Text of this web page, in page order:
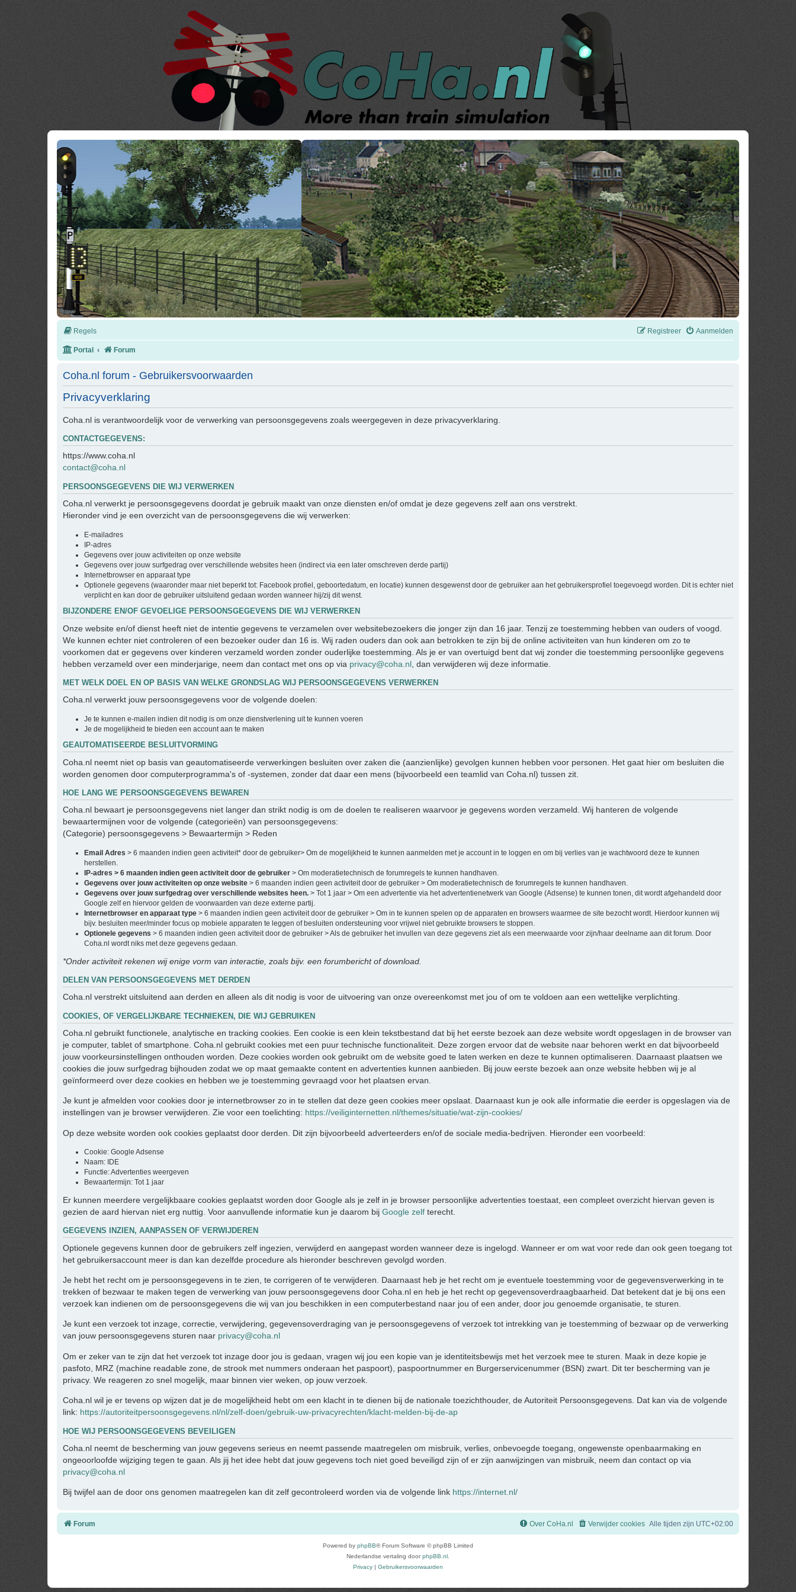
Regels Aanmelden
Registreer
Portal Forum
Coha.nl forum - Gebruikersvoorwaarden
Privacyverklaring
Coha.nl is verantwoordelijk voor de verwerking van persoonsgegevens zoals weergegeven in deze privacyverklaring.
CONTACTGEGEVENS:
https://www.coha.nl
contact@coha.nl
PERSOONSGEGEVENS DIE WIJ VERWERKEN
Coha.nl verwerkt je persoonsgegevens doordat je gebruik maakt van onze diensten en/of omdat je deze gegevens zelf aan ons verstrekt.
Hieronder vind je een overzicht van de persoonsgegevens die wij verwerken:
E-mailadres
IP-adres
Gegevens over jouw activiteiten op onze website
Gegevens over jouw surfgedrag over verschillende websites heen (indirect via een later omschreven derde partij)
Internetbrowser en apparaat type
Optionele gegevens (waaronder maar niet beperkt tot: Facebook profiel, geboortedatum, en locatie) kunnen desgewenst door de gebruiker aan het gebruikersprofiel toegevoegd worden. Dit is echter niet
verplicht en kan door de gebruiker uitsluitend gedaan worden wanneer hij/zij dit wenst.
BIJZONDERE EN/OF GEVOELIGE PERSOONSGEGEVENS DIE WIJ VERWERKEN
Onze website en/of dienst heeft niet de intentie gegevens te verzamelen over websitebezoekers die jonger zijn dan 16 jaar. Tenzij ze toestemming hebben van ouders of voogd.
We kunnen echter niet controleren of een bezoeker ouder dan 16 is. Wij raden ouders dan ook aan betrokken te zijn bij de online activiteiten van hun kinderen om zo te
voorkomen dat er gegevens over kinderen verzameld worden zonder ouderlijke toestemming. Als je er van overtuigd bent dat wij zonder die toestemming persoonlijke gegevens
hebben verzameld over een minderjarige, neem dan contact met ons op via privacy@coha.nl , dan verwijderen wij deze informatie.
MET WELK DOEL EN OP BASIS VAN WELKE GRONDSLAG WIJ PERSOONSGEGEVENS VERWERKEN
Coha.nl verwerkt jouw persoonsgegevens voor de volgende doelen:
Je te kunnen e-mailen indien dit nodig is om onze dienstverlening uit te kunnen voeren
Je de mogelijkheid te bieden een account aan te maken
GEAUTOMATISEERDE BESLUITVORMING
Coha.nl neemt niet op basis van geautomatiseerde verwerkingen besluiten over zaken die (aanzienlijke) gevolgen kunnen hebben voor personen. Het gaat hier om besluiten die
worden genomen door computerprogramma's of -systemen, zonder dat daar een mens (bijvoorbeeld een teamlid van Coha.nl) tussen zit.
HOE LANG WE PERSOONSGEGEVENS BEWAREN
Coha.nl bewaart je persoonsgegevens niet langer dan strikt nodig is om de doelen te realiseren waarvoor je gegevens worden verzameld. Wij hanteren de volgende
bewaartermijnen voor de volgende (categorieën) van persoonsgegevens:
(Categorie) persoonsgegevens > Bewaartermijn > Reden
Email Adres > 6 maanden indien geen activiteit* door de gebruiker> Om de mogelijkheid te kunnen aanmelden met je account in te loggen en om bij verlies van je wachtwoord deze te kunnen
herstellen.
IP-adres > 6 maanden indien geen activiteit door de gebruiker > Om moderatietechnisch de forumregels te kunnen handhaven.
Gegevens over jouw activiteiten op onze website > 6 maanden indien geen activiteit door de gebruiker > Om moderatietechnisch de forumregels te kunnen handhaven.
Gegevens over jouw surfgedrag over verschillende websites heen. > Tot 1 jaar > Om een advertentie via het advertentienetwerk van Google (Adsense) te kunnen tonen, dit wordt afgehandeld door
Google zelf en hiervoor gelden de voorwaarden van deze externe partij.
Internetbrowser en apparaat type > 6 maanden indien geen activiteit door de gebruiker > Om in te kunnen spelen op de apparaten en browsers waarmee de site bezocht wordt. Hierdoor kunnen wij
bijv. besluiten meer/minder focus op mobiele apparaten te leggen of besluiten ondersteuning voor vrijwel niet gebruikte browsers te stoppen.
Optionele gegevens > 6 maanden indien geen activiteit door de gebruiker > Als de gebruiker het invullen van deze gegevens ziet als een meerwaarde voor zijn/haar deelname aan dit forum. Door
Coha.nl wordt niks met deze gegevens gedaan.
*Onder activiteit rekenen wij enige vorm van interactie, zoals bijv. een forumbericht of download.
DELEN VAN PERSOONSGEGEVENS MET DERDEN
Coha.nl verstrekt uitsluitend aan derden en alleen als dit nodig is voor de uitvoering van onze overeenkomst met jou of om te voldoen aan een wettelijke verplichting.
COOKIES, OF VERGELIJKBARE TECHNIEKEN, DIE WIJ GEBRUIKEN
Coha.nl gebruikt functionele, analytische en tracking cookies. Een cookie is een klein tekstbestand dat bij het eerste bezoek aan deze website wordt opgeslagen in de browser van
je computer, tablet of smartphone. Coha.nl gebruikt cookies met een puur technische functionaliteit. Deze zorgen ervoor dat de website naar behoren werkt en dat bijvoorbeeld
jouw voorkeursinstellingen onthouden worden. Deze cookies worden ook gebruikt om de website goed te laten werken en deze te kunnen optimaliseren. Daarnaast plaatsen we
cookies die jouw surfgedrag bijhouden zodat we op maat gemaakte content en advertenties kunnen aanbieden. Bij jouw eerste bezoek aan onze website hebben wij je al
geïnformeerd over deze cookies en hebben we je toestemming gevraagd voor het plaatsen ervan.
Je kunt je afmelden voor cookies door je internetbrowser zo in te stellen dat deze geen cookies meer opslaat. Daarnaast kun je ook alle informatie die eerder is opgeslagen via de
instellingen van je browser verwijderen. Zie voor een toelichting: https://veiliginternetten.nl/themes/situatie/wat-zijn-cookies/
Op deze website worden ook cookies geplaatst door derden. Dit zijn bijvoorbeeld adverteerders en/of de sociale media-bedrijven. Hieronder een voorbeeld:
Cookie: Google Adsense
Naam: IDE
Functie: Advertenties weergeven
Bewaartermijn: Tot 1 jaar
Er kunnen meerdere vergelijkbaare cookies geplaatst worden door Google als je zelf in je browser persoonlijke advertenties toestaat, een compleet overzicht hiervan geven is
gezien de aard hiervan niet erg nuttig. Voor aanvullende informatie kun je daarom bij Google zelf terecht.
GEGEVENS INZIEN, AANPASSEN OF VERWIJDEREN
Optionele gegevens kunnen door de gebruikers zelf ingezien, verwijderd en aangepast worden wanneer deze is ingelogd. Wanneer er om wat voor rede dan ook geen toegang tot
het gebruikersaccount meer is dan kan dezelfde procedure als hieronder beschreven gevolgd worden.
Je hebt het recht om je persoonsgegevens in te zien, te corrigeren of te verwijderen. Daarnaast heb je het recht om je eventuele toestemming voor de gegevensverwerking in te
trekken of bezwaar te maken tegen de verwerking van jouw persoonsgegevens door Coha.nl en heb je het recht op gegevensoverdraagbaarheid. Dat betekent dat je bij ons een
verzoek kan indienen om de persoonsgegevens die wij van jou beschikken in een computerbestand naar jou of een ander, door jou genoemde organisatie, te sturen.
Je kunt een verzoek tot inzage, correctie, verwijdering, gegevensoverdraging van je persoonsgegevens of verzoek tot intrekking van je toestemming of bezwaar op de verwerking
van jouw persoonsgegevens sturen naar privacy@coha.nl
Om er zeker van te zijn dat het verzoek tot inzage door jou is gedaan, vragen wij jou een kopie van je identiteitsbewijs met het verzoek mee te sturen. Maak in deze kopie je
pasfoto, MRZ (machine readable zone, de strook met nummers onderaan het paspoort), paspoortnummer en Burgerservicenummer (BSN) zwart. Dit ter bescherming van je
privacy. We reageren zo snel mogelijk, maar binnen vier weken, op jouw verzoek.
Coha.nl wil je er tevens op wijzen dat je de mogelijkheid hebt om een klacht in te dienen bij de nationale toezichthouder, de Autoriteit Persoonsgegevens. Dat kan via de volgende
link: https://autoriteitpersoonsgegevens.nl/nl/zelf-doen/gebruik-uw-privacyrechten/klacht-melden-bij-de-ap
HOE WIJ PERSOONSGEGEVENS BEVEILIGEN
Coha.nl neemt de bescherming van jouw gegevens serieus en neemt passende maatregelen om misbruik, verlies, onbevoegde toegang, ongewenste openbaarmaking en
ongeoorloofde wijziging tegen te gaan. Als jij het idee hebt dat jouw gegevens toch niet goed beveiligd zijn of er zijn aanwijzingen van misbruik, neem dan contact op via
privacy@coha.nl
Bij twijfel aan de door ons genomen maatregelen kan dit zelf gecontroleerd worden via de volgende link https://internet.nl/
Forum Alle tijden zijn UTC+02:00
Verwijder cookies
Over CoHa.nl
Powered by phpBB® Forum Software © phpBB Limited
Nederlandse vertaling doorphpBB.nl
Privacy | Gebruikersvoorwaarden